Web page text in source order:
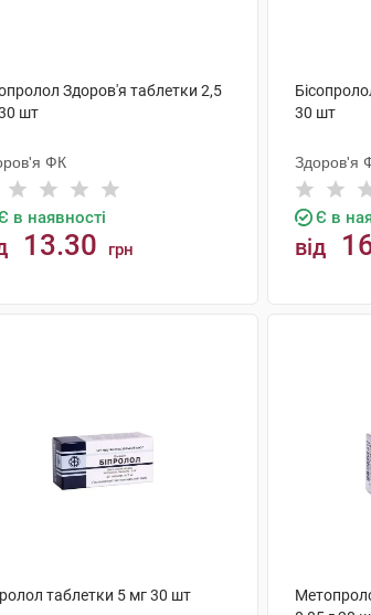
Здоров'я таблетки 2,5
шт
ФК
в наявності
13.30 грн
30 шт
Здоров'я
Є в
від
таблетки 5 мг 30 шт